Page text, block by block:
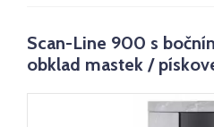
Scan-Line 900 s
obklad mastek /